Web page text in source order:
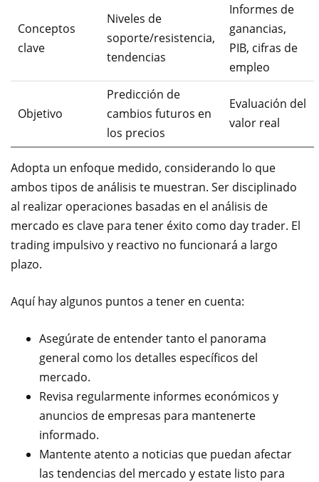
Conceptos
clave
Niveles de
soporte/resistencia,
tendencias
Informes de
ganancias,
PIB, cifras de
empleo
Objetivo
Predicción de
cambios futuros en
los precios
Evaluación del
valor real
Adopta un enfoque medido, considerando lo que
ambos tipos de análisis te muestran. Ser disciplinado
al realizar operaciones basadas en el análisis de
mercado es clave para tener éxito como day trader. El
trading impulsivo y reactivo no funcionará a largo
plazo.
Aquí hay algunos puntos a tener en cuenta:
Asegúrate de entender tanto el panorama
general como los detalles específicos del
mercado.
Revisa regularmente informes económicos y
anuncios de empresas para mantenerte
informado.
Mantente atento a noticias que puedan afectar
las tendencias del mercado y estate listo para